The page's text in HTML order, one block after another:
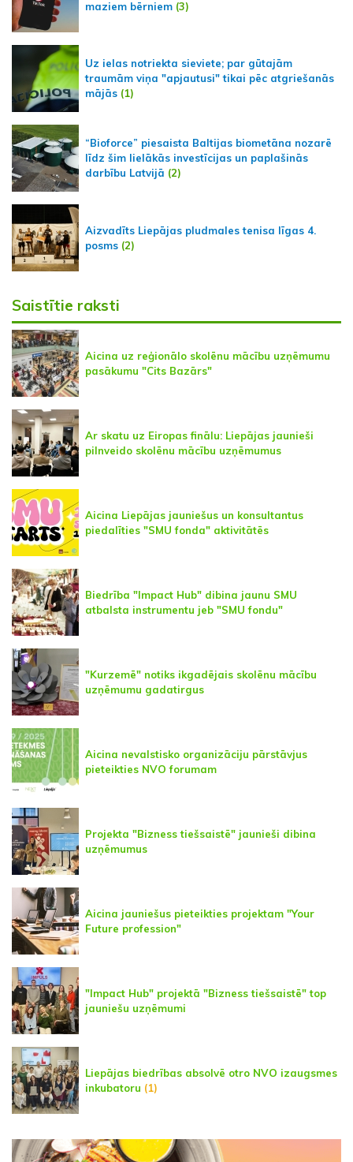
maziem bērniem (3)
Uz ielas notriekta sieviete; par gūtajām
traumām viņa "apjautusi" tikai pēc atgriešanās
mājās (1)
“Bioforce” piesaista Baltijas biometāna nozarē
līdz šim lielākās investīcijas un paplašinās
darbību Latvijā (2)
Aizvadīts Liepājas pludmales tenisa līgas 4.
posms (2)
Saistītie raksti
Aicina uz reģionālo skolēnu mācību uzņēmumu
pasākumu "Cits Bazārs"
Ar skatu uz Eiropas finālu: Liepājas jaunieši
pilnveido skolēnu mācību uzņēmumus
Aicina Liepājas jauniešus un konsultantus
piedalīties "SMU fonda" aktivitātēs
Biedrība "Impact Hub" dibina jaunu SMU
atbalsta instrumentu jeb "SMU fondu"
"Kurzemē" notiks ikgadējais skolēnu mācību
uzņēmumu gadatirgus
Aicina nevalstisko organizāciju pārstāvjus
pieteikties NVO forumam
Projekta "Bizness tiešsaistē" jaunieši dibina
uzņēmumus
Aicina jauniešus pieteikties projektam "Your
Future profession"
"Impact Hub" projektā "Bizness tiešsaistē" top
jauniešu uzņēmumi
Liepājas biedrības absolvē otro NVO izaugsmes
inkubatoru (1)